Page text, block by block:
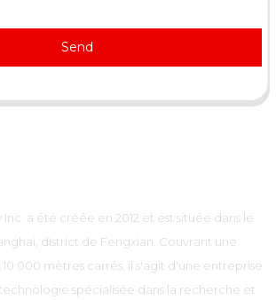
Send
a été créée en 2012 et est située dans le
district de Fengxian. Couvrant une
000 mètres carrés, il s'agit d'une entreprise
spécialisée dans la recherche et